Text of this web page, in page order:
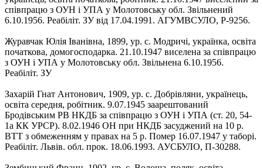
співпрацю з ОУН і УПА у Молотовську обл. Звільнений
6.10.1956. Реабіліт. ЗУ від 17.04.1991. АГУМВСУЛО, Р-9256.
Журавчак Юлія Іванівна, 1899, ур. с. Модричі, українка, освіта
початкова, домогосподарка. 21.10.1947 виселена за співпрацю
з ОУН і УПА у Молотовську обл. Звільнена 6.10.1956.
Реабіліт. ЗУ
Захарій Гнат Антонович, 1909, ур. с. Добрівляни, українець,
освіта середня, робітник. 9.07.1945 заарештований
Бродівським РВ НКДБ за співпрацю з ОУН і УПА (ст. 20, 54-
1а КК УРСР). 8.02.1946 ОН при НКДБ засуджений на 10 р.
ВТТ з обмеженням у правах на 5 р. Помер 16.07.1947 у таборі.
Реабіліт. Львів. обл. прок. 18.06.1993. АУСБУЛО, П-30288.